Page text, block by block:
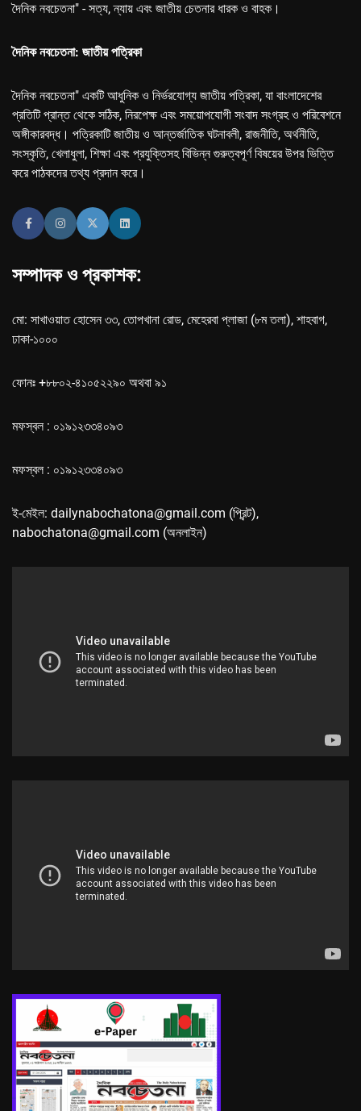
দৈনিক নবচেতনা" - সত্য, ন্যায় এবং জাতীয় চেতনার ধারক ও বাহক।
দৈনিক নবচেতনা: জাতীয় পত্রিকা
দৈনিক নবচেতনা" একটি আধুনিক ও নির্ভরযোগ্য জাতীয় পত্রিকা, যা বাংলাদেশের
প্রতিটি প্রান্ত থেকে সঠিক, নিরপেক্ষ এবং সময়োপযোগী সংবাদ সংগ্রহ ও পরিবেশনে
অঙ্গীকারবদ্ধ। পত্রিকাটি জাতীয় ও আন্তর্জাতিক ঘটনাবলী, রাজনীতি, অর্থনীতি,
সংস্কৃতি, খেলাধুলা, শিক্ষা এবং প্রযুক্তিসহ বিভিন্ন গুরুত্বপূর্ণ বিষয়ের উপর ভিত্তি
করে পাঠকদের তথ্য প্রদান করে।
সম্পাদক ও প্রকাশক:
মো: সাখাওয়াত হোসেন ৩৩, তোপখানা রোড, মেহেরবা প্লাজা (৮ম তলা), শাহবাগ,
ঢাকা-১০০০
ফোনঃ +৮৮০২-৪১০৫২২৯০ অথবা ৯১
মফস্বল : ০১৯১২৩৩৪০৯৩
মফস্বল : ০১৯১২৩৩৪০৯৩
ই-মেইল: dailynabochatona@gmail.com (প্রিন্ট),
nabochatona@gmail.com (অনলাইন)